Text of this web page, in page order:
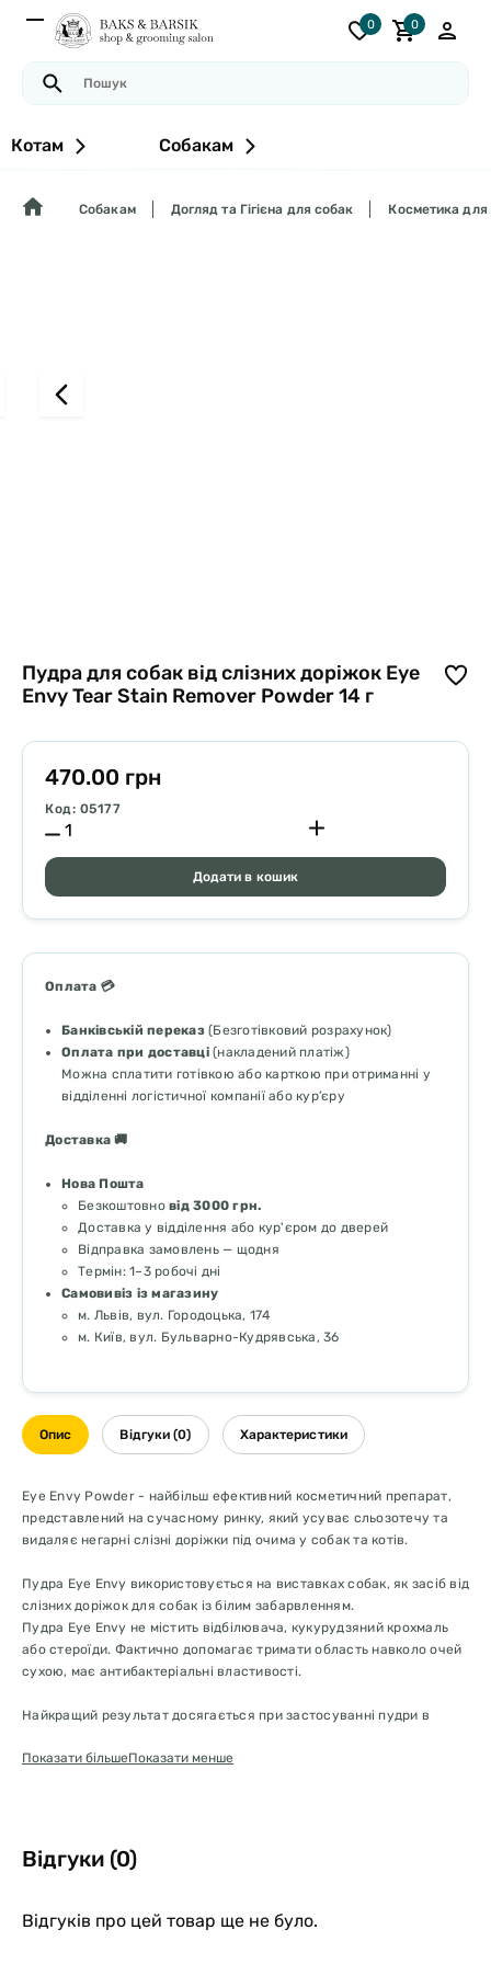
0 0
Котам Собакам
Собакам Догляд та Гігієна для собак Косметика для
Пудра для собак від слізних доріжок Eye
Envy Tear Stain Remover Powder 14 г
470.00 грн
Код: 05177
Додати в кошик
Оплата 💳
Банківській переказ(Безготівковий розрахунок)
Оплата при доставці(накладений платіж)
Можна сплатити готівкою або карткою при отриманні у
відділенні логістичної компанії або кур’єру
Доставка 🚚
Нова Пошта
Безкоштовно від 3000 грн.
Доставка у відділення або кур'єром до дверей
Відправка замовлень — щодня
Термін: 1–3 робочі дні
Самовивіз із магазину
м. Львів, вул. Городоцька, 174
м. Київ, вул. Бульварно-Кудрявська, 36
Опис Відгуки (0) Характеристики
Eye Envy Powder - найбільш ефективний косметичний препарат,
представлений на сучасному ринку, який усуває сльозотечу та
видаляє негарні слізні доріжки під очима у собак та котів.
Пудра Eye Envy використовується на виставках собак, як засіб від
слізних доріжок для собак із білим забарвленням.
Пудра Eye Envy не містить відбілювача, кукурудзяний крохмаль
або стероїди. Фактично допомагає тримати область навколо очей
сухою, має антибактеріальні властивості.
Найкращий результат досягається при застосуванні пудри в
виділення навколо очей, їх необхідно м'яко прибрати теплою
водою за допомогою м'якої зубної щітки або маленького гребінця.
виділення з очей, головним чином, рідкі, без великих застиглих
відкладень, пропустіть 1 пункт.
Показати більшеПоказати менше
Відгуки (0)
Відгуків про цей товар ще не було.